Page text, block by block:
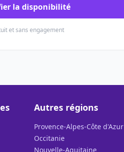
la disponibilité
et sans engagement
Autres régions
Provence-Alpes-Côte d'Azur
Occitanie
Nouvelle-Aquitaine